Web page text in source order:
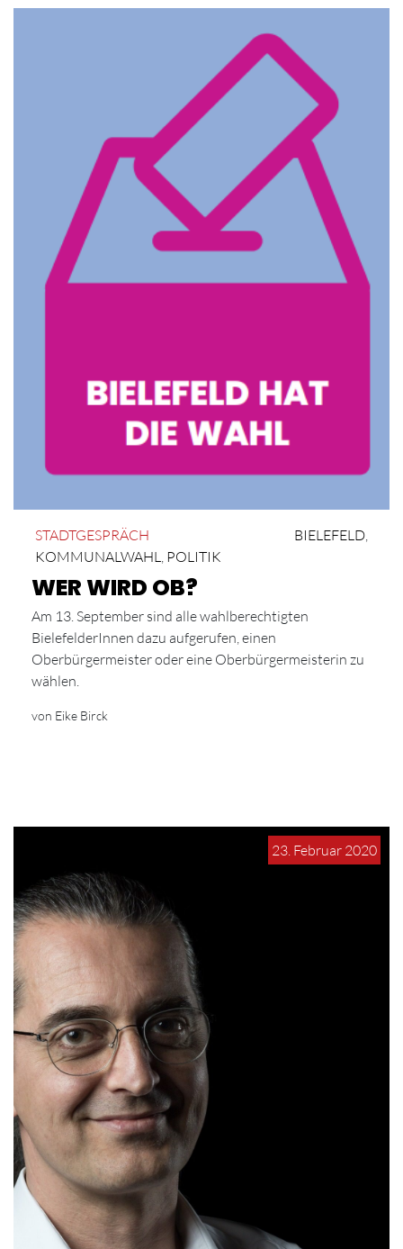
STADTGESPRÄCH BIELEFELD,
KOMMUNALWAHL, POLITIK
WER WIRD OB?
Am 13. September sind alle wahlberechtigten
BielefelderInnen dazu aufgerufen, einen
Oberbürgermeister oder eine Oberbürgermeisterin zu
wählen.
von Eike Birck
23. Februar 2020